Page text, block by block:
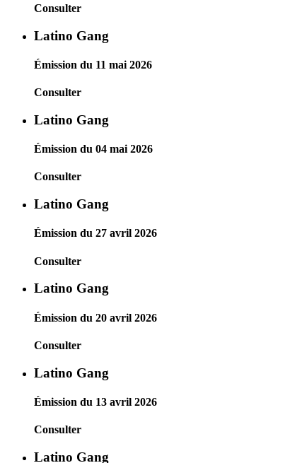
Consulter
Latino Gang
Émission du 11 mai 2026
Consulter
Latino Gang
Émission du 04 mai 2026
Consulter
Latino Gang
Émission du 27 avril 2026
Consulter
Latino Gang
Émission du 20 avril 2026
Consulter
Latino Gang
Émission du 13 avril 2026
Consulter
Latino Gang